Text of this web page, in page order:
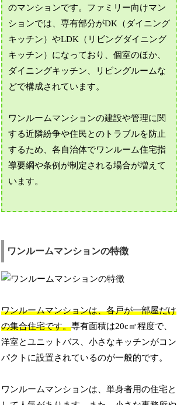
のマンションです。ファミリー向けマン
ションでは、専有部分がDK（ダイニング
キッチン）やLDK（リビングダイニング
キッチン）になっており、個室のほか、
ダイニングキッチン、リビングルームな
どで構成されています。
ワンルームマンションの建設や管理に関
する近隣紛争や住民とのトラブルを防止
するため、各自治体でワンルーム住宅指
導要綱や条例が制定される場合が増えて
います。
ワンルームマンションの特徴
ワンルームマンションは、各戸が一部屋だけ
の集合住宅です。専有面積は20c㎡程度で、
洋室とユニットバス、小さなキッチンがコン
パクトに設置されているのが一般的です。
ワンルームマンションは、単身者用の住宅と